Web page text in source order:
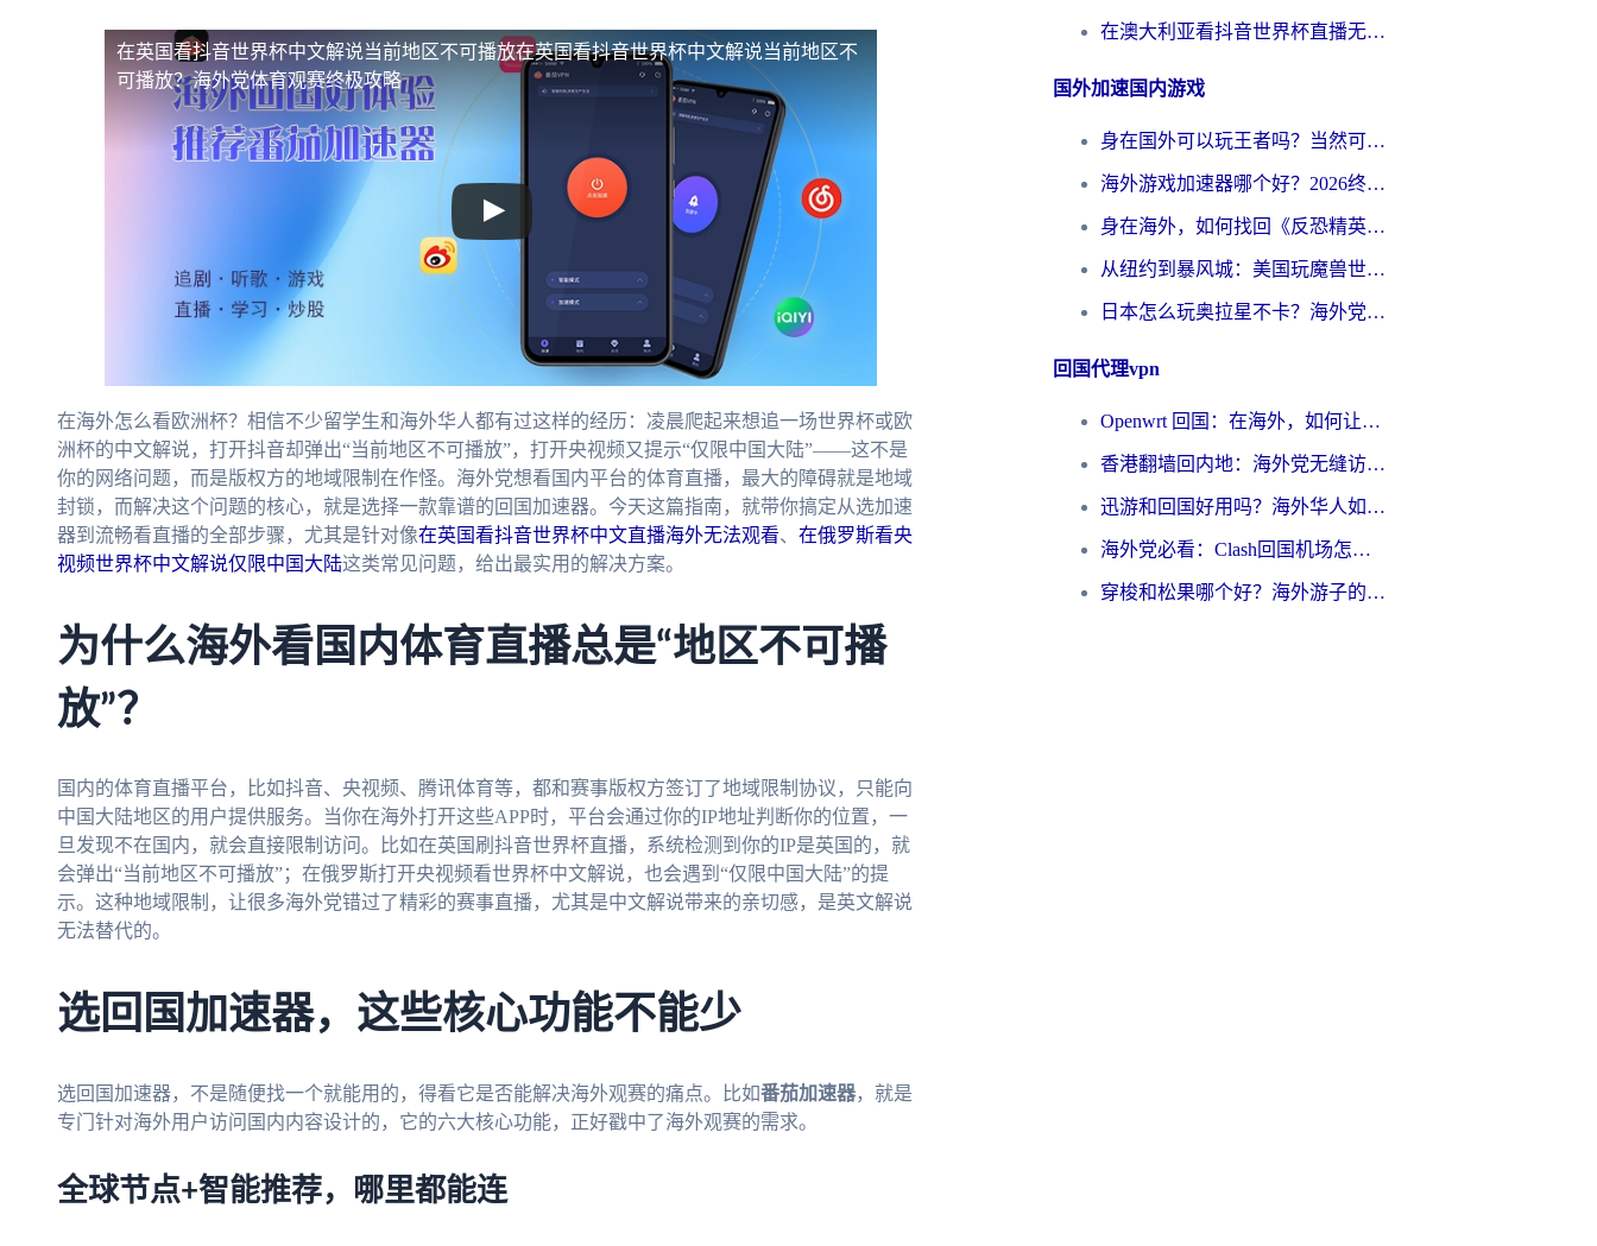
在英国看抖音世界杯中文解说当前地区不可播放在英国看抖音世界杯中文解说当前地区不
可播放？海外党体育观赛终极攻略
在海外怎么看欧洲杯？相信不少留学生和海外华人都有过这样的经历：凌晨爬起来想追一场世界杯或欧
洲杯的中文解说，打开抖音却弹出“当前地区不可播放”，打开央视频又提示“仅限中国大陆”——这不是
你的网络问题，而是版权方的地域限制在作怪。海外党想看国内平台的体育直播，最大的障碍就是地域
封锁，而解决这个问题的核心，就是选择一款靠谱的回国加速器。今天这篇指南，就带你搞定从选加速
器到流畅看直播的全部步骤，尤其是针对像在英国看抖音世界杯中文直播海外无法观看、 在俄罗斯看央
视频世界杯中文解说仅限中国大陆这类常见问题，给出最实用的解决方案。
为什么海外看国内体育直播总是“地区不可播
放”？
国内的体育直播平台，比如抖音、央视频、腾讯体育等，都和赛事版权方签订了地域限制协议，只能向
中国大陆地区的用户提供服务。当你在海外打开这些APP时，平台会通过你的IP地址判断你的位置，一
旦发现不在国内，就会直接限制访问。比如在英国刷抖音世界杯直播，系统检测到你的IP是英国的，就
会弹出“当前地区不可播放”；在俄罗斯打开央视频看世界杯中文解说，也会遇到“仅限中国大陆”的提
示。这种地域限制，让很多海外党错过了精彩的赛事直播，尤其是中文解说带来的亲切感，是英文解说
无法替代的。
选回国加速器，这些核心功能不能少
选回国加速器，不是随便找一个就能用的，得看它是否能解决海外观赛的痛点。比如番茄加速器，就是
专门针对海外用户访问国内内容设计的，它的六大核心功能，正好戳中了海外观赛的需求。
全球节点+智能推荐，哪里都能连
在澳大利亚看抖音世界杯直播无法播放？海外党体育观赛终极指南来了！
国外加速国内游戏
身在国外可以玩王者吗？当然可以，但你需要这份“加速”指南
海外游戏加速器哪个好？2026终极指南帮你畅玩国服+解决卡顿难题
身在海外，如何找回《反恐精英：全球攻势》国服的丝滑手感？一份给你的终极指南
从纽约到暴风城：美国玩魔兽世界，如何找到你的最佳网络航线
日本怎么玩奥拉星不卡？海外党国服游戏加速器选择全攻略
回国代理vpn
Openwrt 回国：在海外，如何让家的网络触手可及
香港翻墙回内地：海外党无缝访问国内资源的加速器选择全攻略
迅游和回国好用吗？海外华人如何选择靠谱的回国加速器
海外党必看：Clash回国机场怎么选？一篇搞定无缝访问国内资源的全攻略
穿梭和松果哪个好？海外游子的数字归乡路，到底该怎么选